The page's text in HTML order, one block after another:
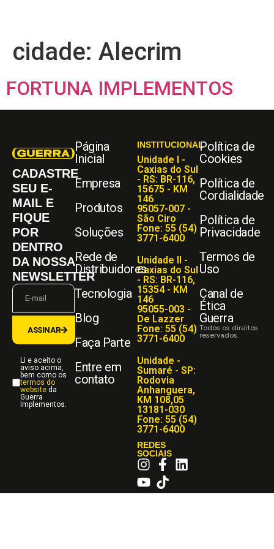
cidade: Alecrim
FORTUNA IMPLEMENTOS
CADASTRE
SEU E-
MAIL E
FIQUE
POR
DENTRO
DA NOSSA
NEWSLETTER
Li e aceito o
aviso acima,
bem como os
termos do
website da
Guerra
Implementos.
ASSINAR
Página
Inicial
Empresa
Produtos
Soluções
Rede de
Distribuidores
Tecnologia
Blog
Faça Parte
Entre em
contato
INSTITUCIONAL
Unidade I -
Caxias do Sul
- RS: BR-116,
15675 - KM
146
95057-007 -
São Ciro
Fone: 55 (54)
3771-6400
Unidade II -
Caxias do Sul
- RS: BR-116,
15354 - KM
146
95055-003 -
De Lazzer
Fone: 55 (54)
3771-6400
Unidade -
Sumaré - SP:
Rodovia
Anhanguera,
KM 108,05
13181-030
Fone: 55 (54)
3771-6400
REDES
SOCIAIS
Política de
Cookies
Política de
Cordialidade
Política de
Privacidade
Termos de
Uso
Canal de
Ética
Guerra
Todos os direitos
reservados.